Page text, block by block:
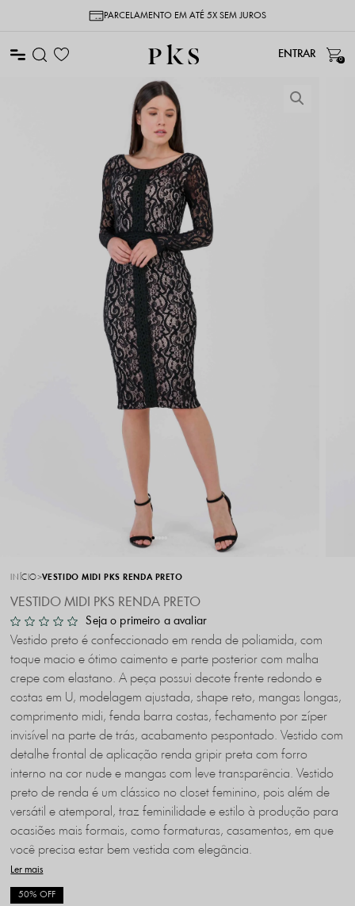
PARCELAMENTO EM ATÉ 5X SEM JUROS
0
INÍCIO VESTIDO MIDI PKS RENDA PRETO
VESTIDO MIDI PKS RENDA PRETO
Seja o primeiro a avaliar
Vestido preto é confeccionado em renda de poliamida, com
toque macio e ótimo caimento e parte posterior com malha
crepe com elastano. A peça possui decote frente redondo e
costas em U, modelagem ajustada, shape reto, mangas longas,
comprimento midi, fenda barra costas, fechamento por zíper
invisível na parte de trás, acabamento pespontado. Vestido com
detalhe frontal de aplicação renda gripir preta com forro
interno na cor nude e mangas com leve transparência. Vestido
preto de renda é um clássico no closet feminino, pois além de
versátil e atemporal, traz feminilidade e estilo à produção para
ocasiões mais formais, como formaturas, casamentos, em que
você precisa estar bem vestida com elegância.
Ler mais
50% OFF